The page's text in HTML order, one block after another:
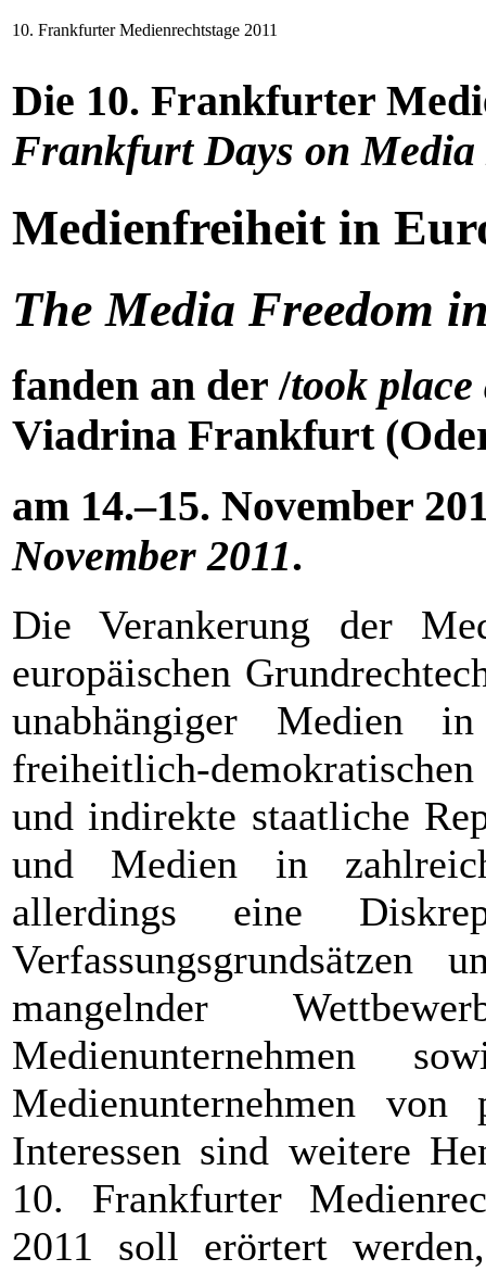
10. Frankfurter Medienrechtstage 2011
Die 10. Frankfurter
Frankfurt Days on Media
Medienfreiheit in
The Media Freedom
fanden an der /took place
Viadrina Frankfurt
am 14.–15. November
November 2011.
Die Verankerung der
europäischen
unabhängiger Medien
freiheitlich-
und indirekte staatliche
und Medien in
allerdings eine
Verfassungsgrundsätzen
mangelnder
Medienunternehmen
Medienunternehmen
Interessen sind weitere
10. Frankfurter
2011 soll erörtert